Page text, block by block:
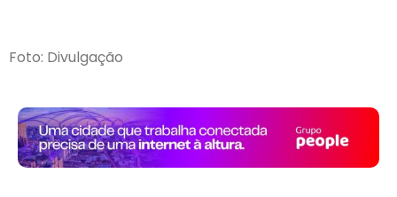
Foto: Divulgação